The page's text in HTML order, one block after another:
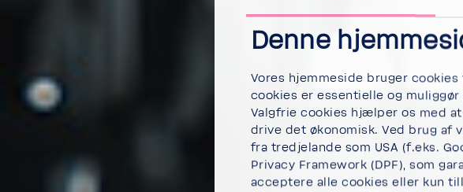
Denne
Vores hjemmeside bruger
cookies er essentielle og
Valgfrie cookies hjælper os med
drive det økonomisk. Ved brug af
fra tredjelande som USA (f.eks.
Privacy Framework (DPF), som
acceptere alle cookies eller kun